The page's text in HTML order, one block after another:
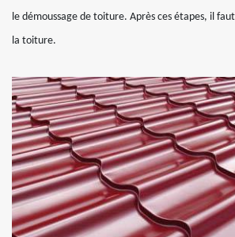
le démoussage de toiture. Après ces étapes, il
la toiture.